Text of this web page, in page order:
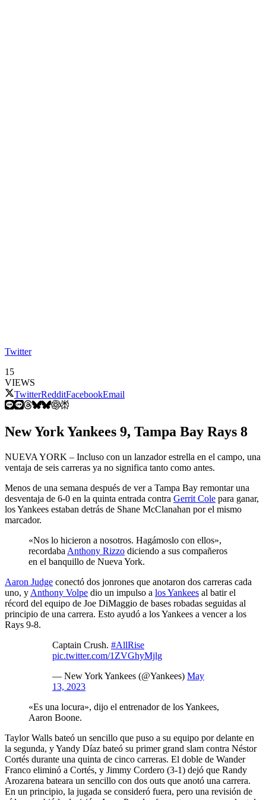
Twitter
15
VIEWS
TwitterRedditFacebookEmail
New York Yankees 9, Tampa Bay Rays 8
NUEVA YORK – Incluso con un lanzador estrella en el campo, una
ventaja de seis carreras ya no significa tanto como antes.
Menos de una semana después de ver a Tampa Bay remontar una
desventaja de 6-0 en la quinta entrada contra Gerrit Cole para ganar,
los Yankees estaban detrás de Shane McClanahan por el mismo
marcador.
«Nos lo hicieron a nosotros. Hagámoslo con ellos»,
recordaba Anthony Rizzo diciendo a sus compañeros
en el banquillo de Nueva York.
Aaron Judge conectó dos jonrones que anotaron dos carreras cada
uno, y Anthony Volpe dio un impulso a los Yankees al batir el
récord del equipo de Joe DiMaggio de bases robadas seguidas al
principio de una carrera. Esto ayudó a los Yankees a vencer a los
Rays 9-8.
Captain Crush. #AllRise
pic.twitter.com/1ZVGhyMjlg
— New York Yankees (@Yankees) May
13, 2023
«Es una locura», dijo el entrenador de los Yankees,
Aaron Boone.
Taylor Walls bateó un sencillo que puso a su equipo por delante en
la segunda, y Yandy Díaz bateó su primer grand slam contra Néstor
Cortés durante una quinta de cinco carreras. El doble de Wander
Franco eliminó a Cortés, y Jimmy Cordero (3-1) dejó que Randy
Arozarena bateara un sencillo con dos outs que anotó una carrera.
En un principio, la jugada se consideró fuera, pero una revisión de